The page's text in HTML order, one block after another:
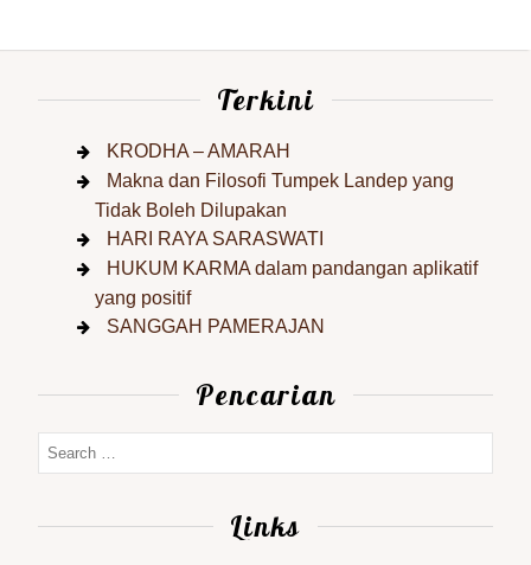
Terkini
KRODHA – AMARAH
Makna dan Filosofi Tumpek Landep yang
Tidak Boleh Dilupakan
HARI RAYA SARASWATI
HUKUM KARMA dalam pandangan aplikatif
yang positif
SANGGAH PAMERAJAN
Pencarian
Links